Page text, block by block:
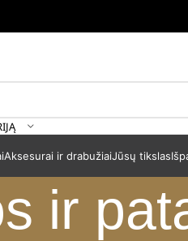
Aksesurai ir drabužiaiJūsų tikslas
ir